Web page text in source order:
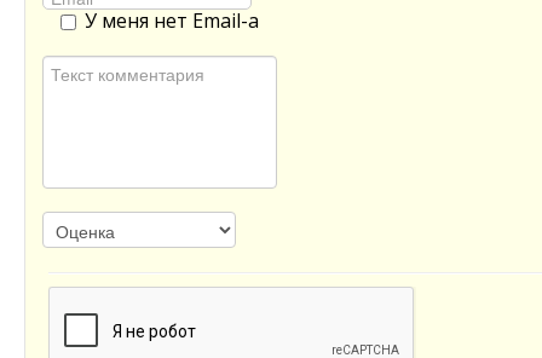
У меня нет Email-а